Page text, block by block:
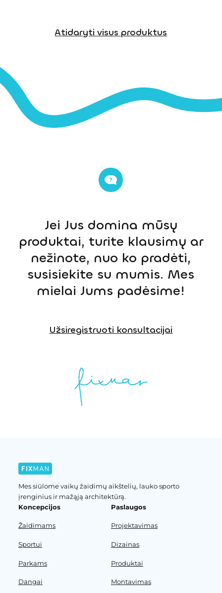
Atidaryti visus produktus
Jei Jus domina mūsų
produktai, turite klausimų ar
nežinote, nuo ko pradėti,
susisiekite su mumis. Mes
mielai Jums padėsime!
Užsiregistruoti konsultacijai
Mes siūlome vaikų žaidimų aikštelių, lauko sporto
įrenginius ir mažąją architektūrą.
Koncepcijos
Žaidimams
Sportui
Parkams
Dangai
Paslaugos
Projektavimas
Dizainas
Produktai
Montavimas